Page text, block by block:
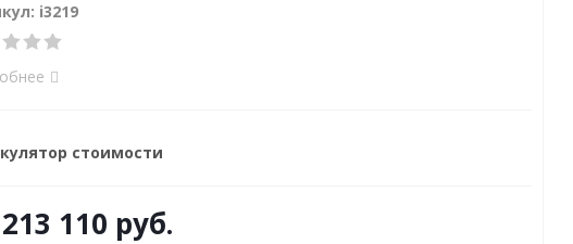
i3219
стоимости
213 110 руб.